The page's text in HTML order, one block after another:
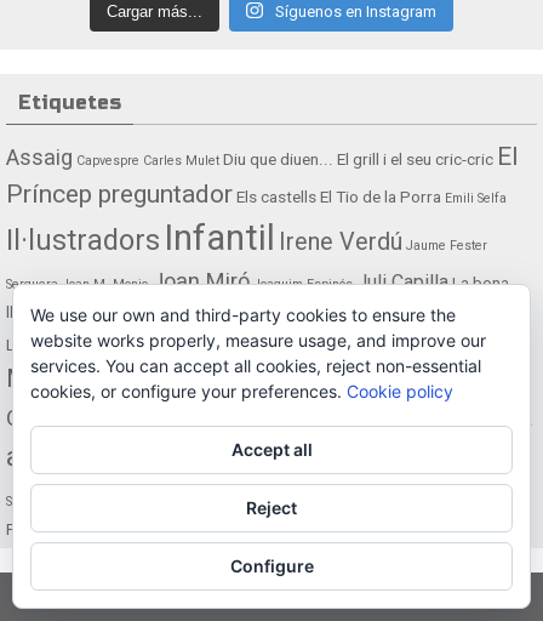
Cargar más... Síguenos en Instagram
Etiquetes
Assaig Capvespre Carles Mulet Diu que diuen... El grill i el seu cric-cric El
Príncep preguntadorEls castellsEl Tio de la Porra Emili Selfa
Il·lustradors Infantil Irene Verdú Jaume Fester
Serquera Joan M. Monjo Joan Miró Joaquim Espinós Juli CapillaLa bona
lletra La Bruixa Xocolata La carabassa TomasaLa Delicada de Gandia
La Lluna La presó del cel Manola RoigMaria Martínez Mercè Climent
Mythos Mário de Sá-Carneiro NarrativaNoèlia Conca
Ovidianes
avis
Santiago Diaz i Cano
Silvia Faus Traduccions Una marjal de llegendes
Pasqua! Vicenta Llorca
We use our own and third-party cookies to ensure the
website works properly, measure usage, and improve our
services. You can accept all cookies, reject non-essential
cookies, or configure your preferences. Cookie policy
Accept all
Reject
Configure